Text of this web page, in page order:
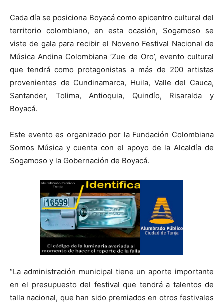
Cada día se posiciona Boyacá como epicentro cultural del
territorio colombiano, en esta ocasión, Sogamoso se
viste de gala para recibir el Noveno Festival Nacional de
Música Andina Colombiana ‘Zue de Oro’, evento cultural
que tendrá como protagonistas a más de 200 artistas
provenientes de Cundinamarca, Huila, Valle del Cauca,
Santander, Tolima, Antioquia, Quindío, Risaralda y
Boyacá.
Este evento es organizado por la Fundación Colombiana
Somos Música y cuenta con el apoyo de la Alcaldía de
Sogamoso y la Gobernación de Boyacá.
“La administración municipal tiene un aporte importante
en el presupuesto del festival que tendrá a talentos de
talla nacional, que han sido premiados en otros festivales